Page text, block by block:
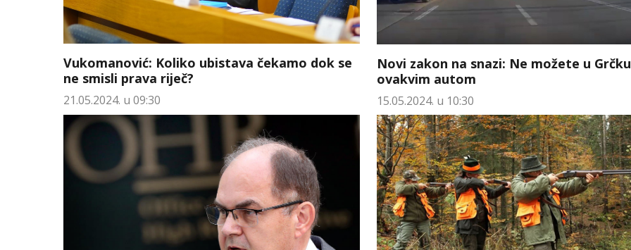
Vukomanović: Koliko ubistava čekamo dok se
ne smisli prava riječ?
21.05.2024. u 09:30
Novi zakon na snazi: Ne možete u
ovakvim autom
15.05.2024. u 10:30